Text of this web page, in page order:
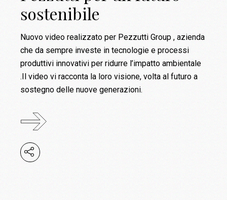
sostenibile
Nuovo video realizzato per Pezzutti Group , azienda
che da sempre investe in tecnologie e processi
produttivi innovativi per ridurre l’impatto ambientale
.Il video vi racconta la loro visione, volta al futuro a
sostegno delle nuove generazioni.